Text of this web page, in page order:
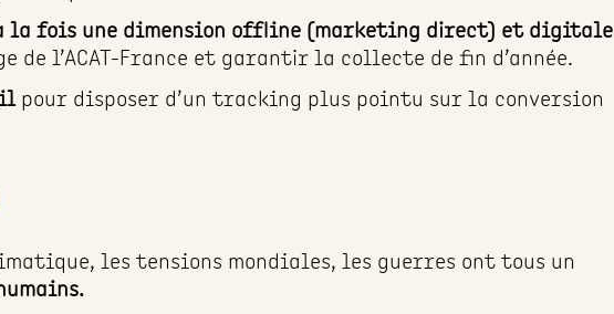
la fois une dimension offline (marketing direct) et digitale
de l’ACAT-France et garantir la collecte de fin d’année.
pour disposer d’un tracking plus pointu sur la conversion
les tensions mondiales, les guerres ont tous un